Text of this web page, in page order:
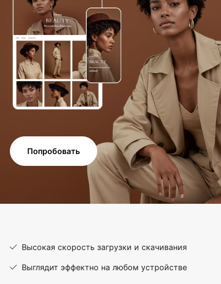
Попробовать
Высокая скорость загрузки и скачивания
Выглядит эффектно на любом устройстве